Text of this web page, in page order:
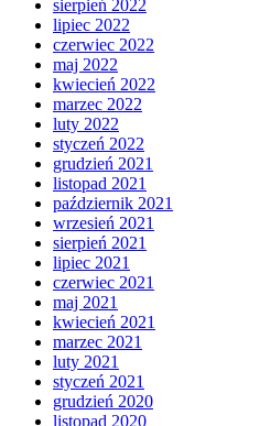
sierpień 2022
lipiec 2022
czerwiec 2022
maj 2022
kwiecień 2022
marzec 2022
luty 2022
styczeń 2022
grudzień 2021
listopad 2021
październik 2021
wrzesień 2021
sierpień 2021
lipiec 2021
czerwiec 2021
maj 2021
kwiecień 2021
marzec 2021
luty 2021
styczeń 2021
grudzień 2020
listopad 2020